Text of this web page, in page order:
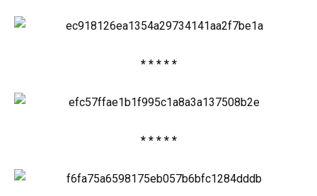
* * * * *
* * * * *